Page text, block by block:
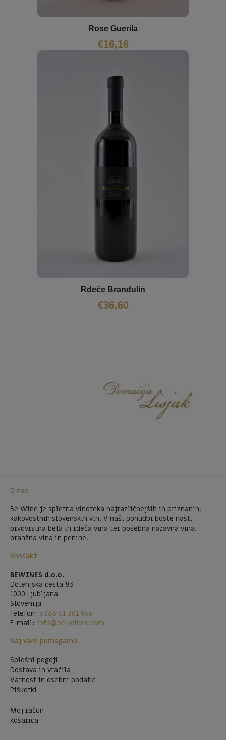
Rose Guerila
€16,16
Rdeče Brandulin
€36,60
O nas
Be Wine je spletna vinoteka najrazličnejših in priznanih,
kakovostnih slovenskih vin. V naši ponudbi boste našli
prvovrstna bela in rdeča vina ter posebna naravna vina,
oranžna vina in penine.
Kontakt
BEWINES d.o.o.
Dolenjska cesta 83
1000 Ljubljana
Slovenija
Telefon: +386 51 301 956
E-mail: info@be-wines.com
Naj vam pomagamo
Splošni pogoji
Dostava in vračila
Varnost in osebni podatki
Piškotki
Moj račun
Košarica